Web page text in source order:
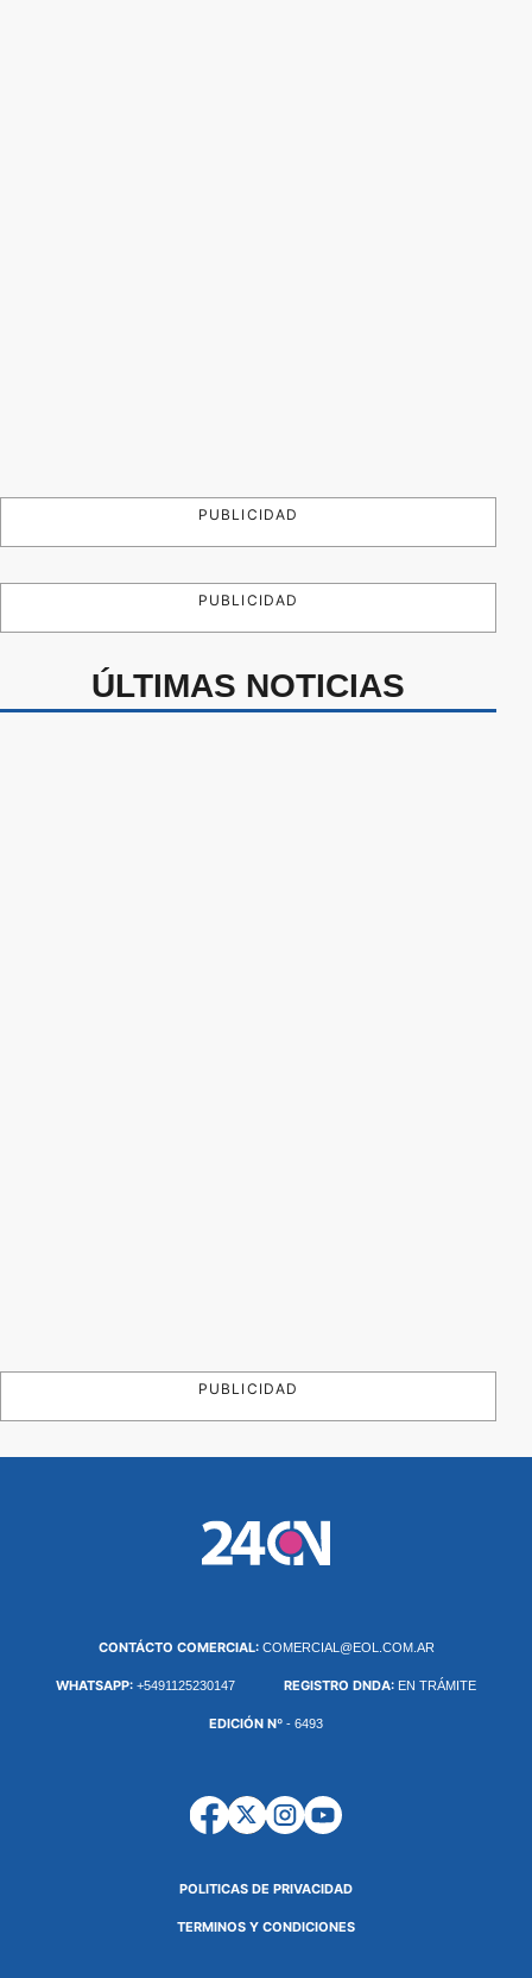
PUBLICIDAD
PUBLICIDAD
ÚLTIMAS NOTICIAS
PUBLICIDAD
CONTÁCTO COMERCIAL: COMERCIAL@EOL.COM.AR
WHATSAPP: +5491125230147 REGISTRO DNDA: EN TRÁMITE
EDICIÓN Nº - 6493
POLITICAS DE PRIVACIDAD
TERMINOS Y CONDICIONES